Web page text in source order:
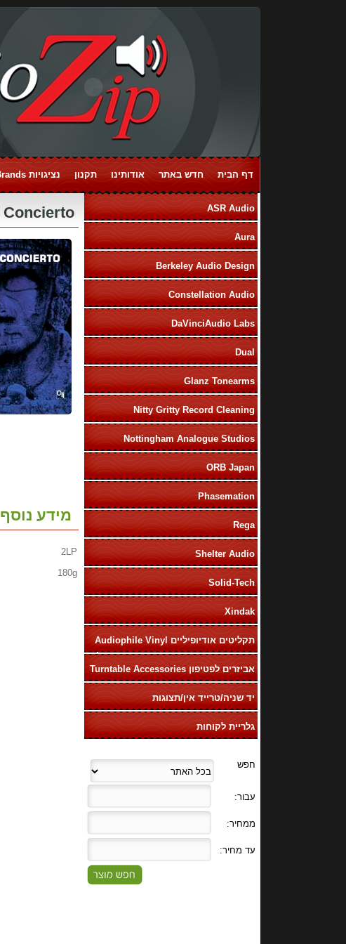
דף הבית חדש באתר אודותינו תקנון נציגויות Brands
ASR Audio
Aura
Berkeley Audio Design
Constellation Audio
DaVinciAudio Labs
Dual
Glanz Tonearms
Nitty Gritty Record Cleaning
Nottingham Analogue Studios
ORB Japan
Phasemation
Rega
Shelter Audio
Solid-Tech
Xindak
תקליטים אודיופיליים Audiophile Vinyl
LP
אביזרים לפטיפון Turntable Accessories
יד שניה/טרייד אין/תצוגות
גלריית לקוחות
מידע נוסף
2LP
180g